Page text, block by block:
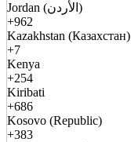
Jordan (الأردن)
+962
Kazakhstan (Казахстан)
+7
Kenya
+254
Kiribati
+686
Kosovo (Republic)
+383